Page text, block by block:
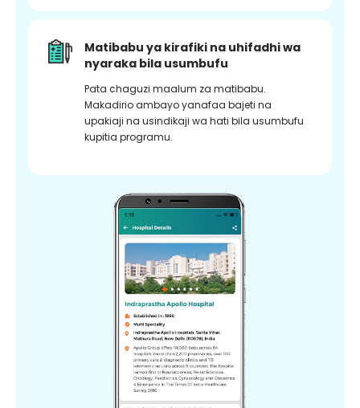
Matibabu ya kirafiki na uhifadhi wa
nyaraka bila usumbufu
Pata chaguzi maalum za matibabu.
Makadirio ambayo yanafaa bajeti na
upakiaji na usindikaji wa hati bila usumbufu
kupitia programu.